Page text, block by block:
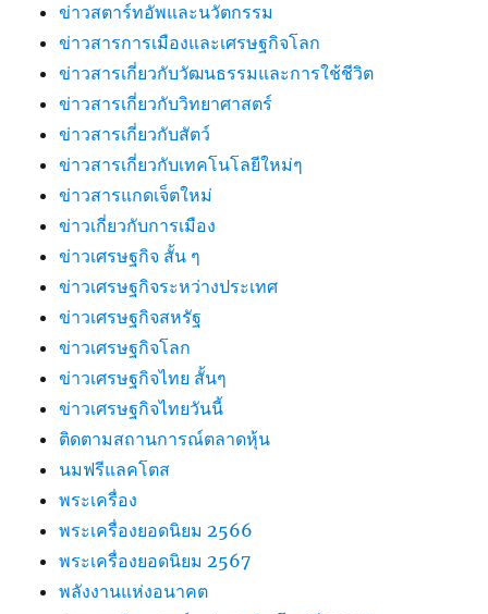
ข่าวสตาร์ทอัพและนวัตกรรม
ข่าวสารการเมืองและเศรษฐกิจโลก
ข่าวสารเกี่ยวกับวัฒนธรรมและการใช้ชีวิต
ข่าวสารเกี่ยวกับวิทยาศาสตร์
ข่าวสารเกี่ยวกับสัตว์
ข่าวสารเกี่ยวกับเทคโนโลยีใหม่ๆ
ข่าวสารแกดเจ็ตใหม่
ข่าวเกี่ยวกับการเมือง
ข่าวเศรษฐกิจ สั้น ๆ
ข่าวเศรษฐกิจระหว่างประเทศ
ข่าวเศรษฐกิจสหรัฐ
ข่าวเศรษฐกิจโลก
ข่าวเศรษฐกิจไทย สั้นๆ
ข่าวเศรษฐกิจไทยวันนี้
ติดตามสถานการณ์ตลาดหุ้น
นมฟรีแลคโตส
พระเครื่อง
พระเครื่องยอดนิยม 2566
พระเครื่องยอดนิยม 2567
พลังงานแห่งอนาคต